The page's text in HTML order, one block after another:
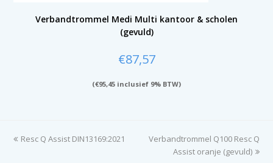
Verbandtrommel Medi Multi kantoor & scholen
(gevuld)
€87,57
(€95,45 inclusief 9% BTW)
previous
Resc Q Assist DIN13169:2021
next
Verbandtrommel Q100 Resc Q
Assist oranje (gevuld)